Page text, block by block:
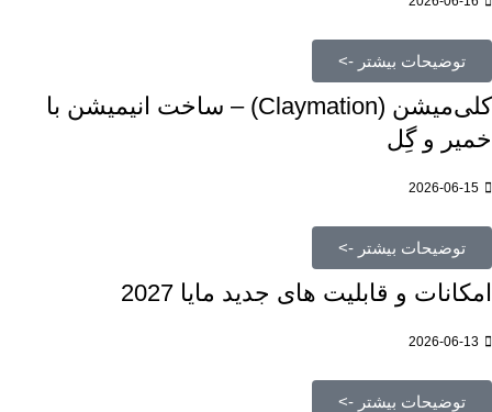
توضیحات بیشتر ->
کلی‌میشن (Claymation) – ساخت انیمیشن با
خمیر و گِل
توضیحات بیشتر ->
امکانات و قابلیت های جدید مایا 2027
توضیحات بیشتر ->